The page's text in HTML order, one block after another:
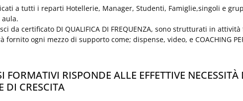
a tutti i reparti Hotellerie, Manager, Studenti, Famiglie,singoli e
da certificato DI QUALIFICA DI FREQUENZA, sono strutturati in
fornito ogni mezzo di supporto come; dispense, video, e COACHING
FORMATIVI RISPONDE ALLE EFFETTIVE NECESSITÀ
DI CRESCITA